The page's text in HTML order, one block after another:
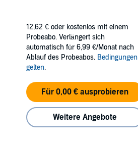
12,62 € oder kostenlos mit einem
Probeabo. Verlängert sich
automatisch für 6,99 €/Monat nach
Ablauf des Probeabos. Bedingungen
gelten.
Für 0,00 € ausprobieren
Weitere Angebote